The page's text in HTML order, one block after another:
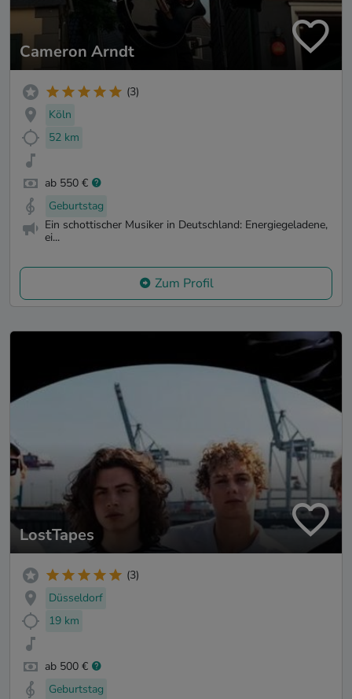
Cameron Arndt
(3)
Köln
52 km
ab 550 €
Geburtstag
Ein schottischer Musiker in Deutschland: Energiegeladene,
ei...
Zum Profil
LostTapes
(3)
Düsseldorf
19 km
ab 500 €
Geburtstag